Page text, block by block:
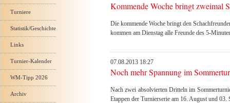
Kommende Woche bringt zweimal
Die kommende Woche bringt den
kommen am Dienstag alle Freunde des 5-
07.08.2013 18:27
Noch mehr Spannung im
Nach zwei absolvierten Dritteln im
Etappen der Turnierserie am 16. August und
Turniere
Statistik/Geschichte
Links
Turnier-Kalender
WM-Tipp 2026
Archiv